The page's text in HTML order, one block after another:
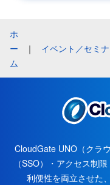
ホ
ー
ム
｜ イベント／セミ
CloudGate UNO（クラ
（SSO）・アクセス制
利便性を両立させた